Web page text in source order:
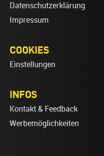
Datenschutzerklärung
Impressum
COOKIES
Einstellungen
INFOS
Kontakt & Feedback
Werbemöglichkeiten